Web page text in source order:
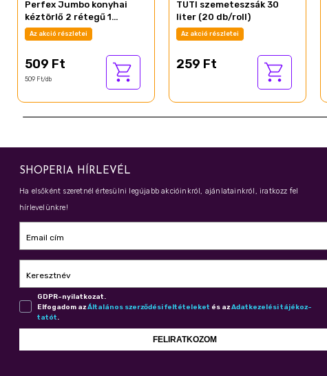
Perfex Jumbo konyhai
kéztörlő 2 rétegű 1
tekercs
Az akció részletei
509 Ft
509 Ft/db
TUTI szemeteszsák 30
liter (20 db/roll)
Az akció részletei
259 Ft
SHOPERIA HÍRLEVÉL
Ha elsőként szeretnél értesülni legújabb akcióinkról, ajánlatainkról, iratkozz fel
hírlevelünkre!
Email cím
Keresztnév
GDPR-nyilatkozat.
Elfogadom azÁl­ta­lá­nos szer­ző­dé­si fel­té­te­le­ket és azAdat­ke­ze­lé­si tá­jé­koz­
ta­tót.
FELIRATKOZOM